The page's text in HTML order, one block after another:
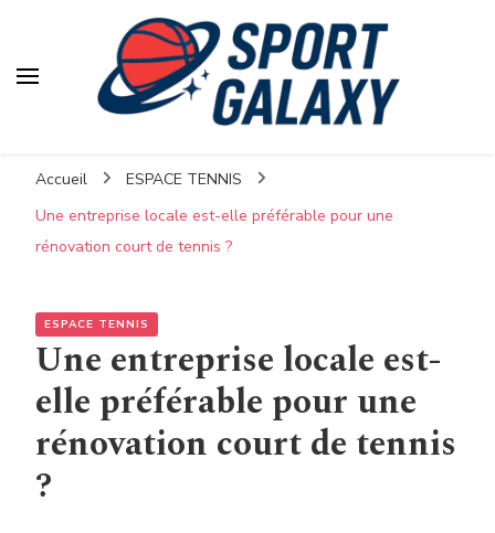
Accueil
ESPACE TENNIS
Une entreprise locale est-elle préférable pour une
rénovation court de tennis ?
ESPACE TENNIS
Une entreprise locale est-
elle préférable pour une
rénovation court de tennis
?